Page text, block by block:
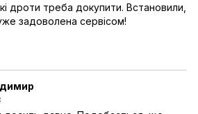
дроти треба докупити. Встановили,
задоволена сервісом!